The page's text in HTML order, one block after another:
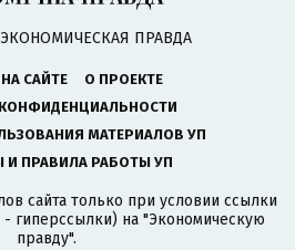
ЭКОНОМИЧЕСКАЯ ПРАВДА
САЙТЕ
О ПРОЕКТЕ
МАТЕРИАЛОВ УП
ПРАВИЛА РАБОТЫ УП
сайта только при условии ссылки
гиперссылки) на "Экономическую
правду".